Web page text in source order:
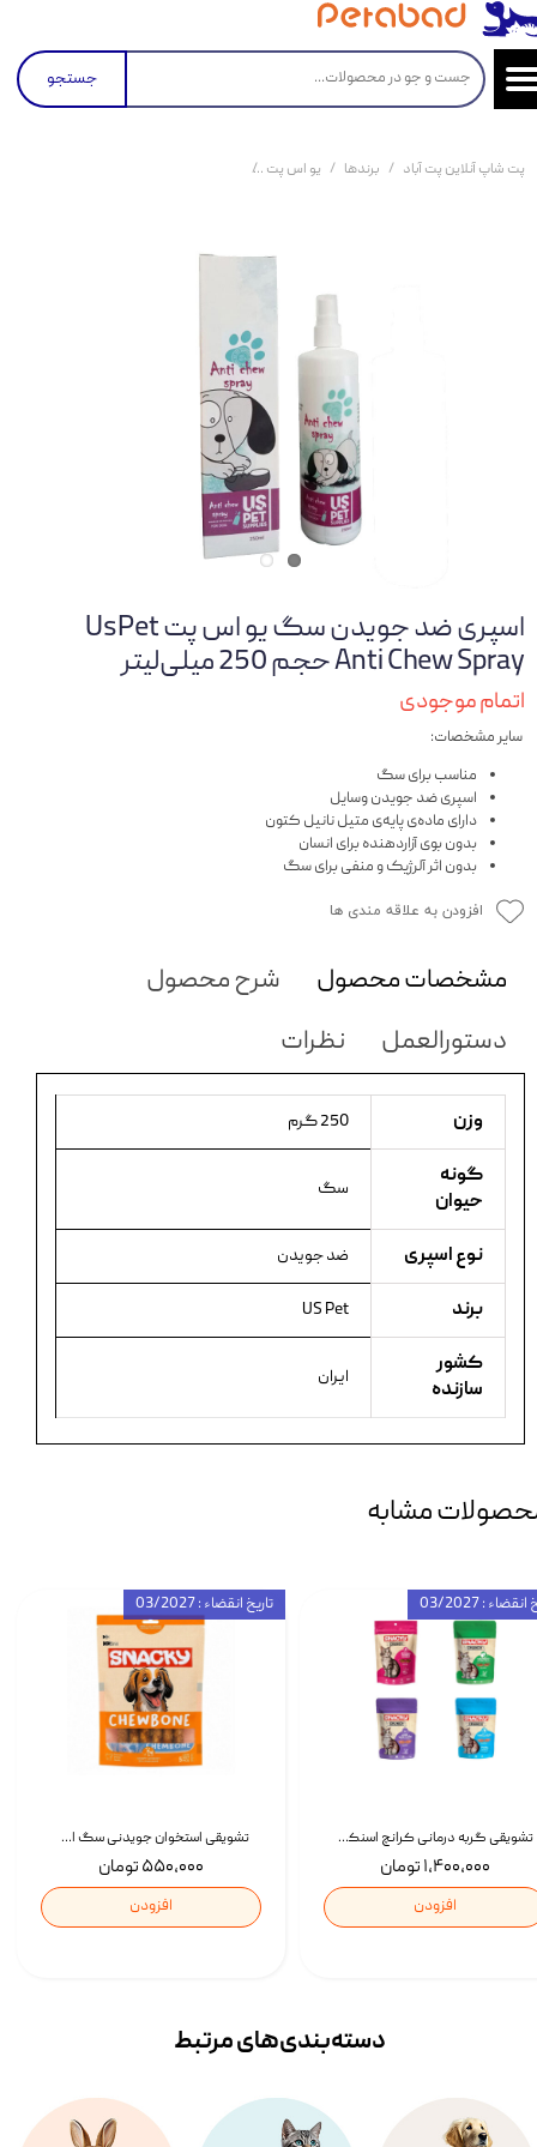
جستجو
پت شاپ آنلاین پت آباد برندها یو اس پت
اسپری ضد جویدن سگ یو اس پت UsPet
Anti Chew Spray حجم 250 ‌میلی‌لیتر
اتمام موجودی
سایر مشخصات:
مناسب برای سگ
اسپری ضد جویدن وسایل
دارای ماده‌ی پایه‌ی متیل نانیل کتون
بدون بوی آزاردهنده برای انسان
بدون اثر آلرژیک و منفی برای سگ
افزودن به علاقه مندی ها
مشخصات محصول
شرح محصول
دستورالعمل
نظرات
وزن 250 گرم
گونه
حیوان
سگ
نوع اسپری ضد جویدن
برند US Pet
کشور
سازنده
ایران
مشابه
تشویقی استخوان جویدنی سگ اسنکی کرانچی با طعم مرغ Snacky Crunchy Munchy وزن 100 گرم
۵۵۰,۰۰۰ تومان
افزودن
تاریخ انقضاء : 03/2027
تشویقی گربه درمانی کرانچ اسنکی با طعم میکس Snacky Crunch Cat Treats وزن 60 گرم بسته 4 عددی
۱,۴۰۰,۰۰۰ تومان
افزودن
: 03/2027
دسته‌بندی‌‌های مرتبط